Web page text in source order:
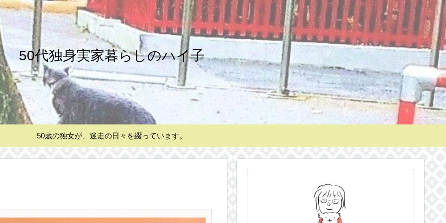
50代独身実家暮らしのハイ子
50歳の独女が、迷走の日々を綴っています。